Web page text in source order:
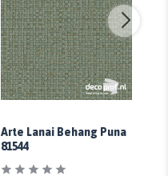
Arte Lanai Behang Puna
81544